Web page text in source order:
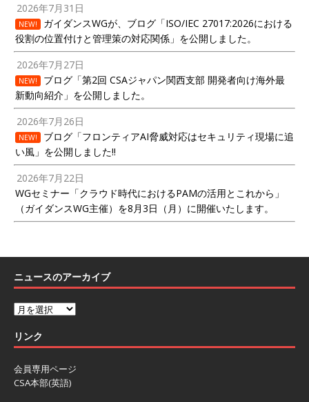
2026年7月31日
NEW!
ガイダンスWGが、ブログ「ISO/IEC 27017:2026における
役割の位置付けと管理策の対応関係」を公開しました。
2026年7月27日
NEW!
ブログ「第2回 CSAジャパン関西支部 開発者向け海外最
新動向紹介」を公開しました。
2026年7月26日
NEW!
ブログ「フロンティアAI脅威対応はセキュリティ現場に追
い風」を公開しました!!
2026年7月22日
WGセミナー「クラウド時代におけるPAMの活用とこれから」
（ガイダンスWG主催）を8月3日（月）に開催いたします。
ニュースのアーカイブ
リンク
会員専用ページ
CSA本部(英語)